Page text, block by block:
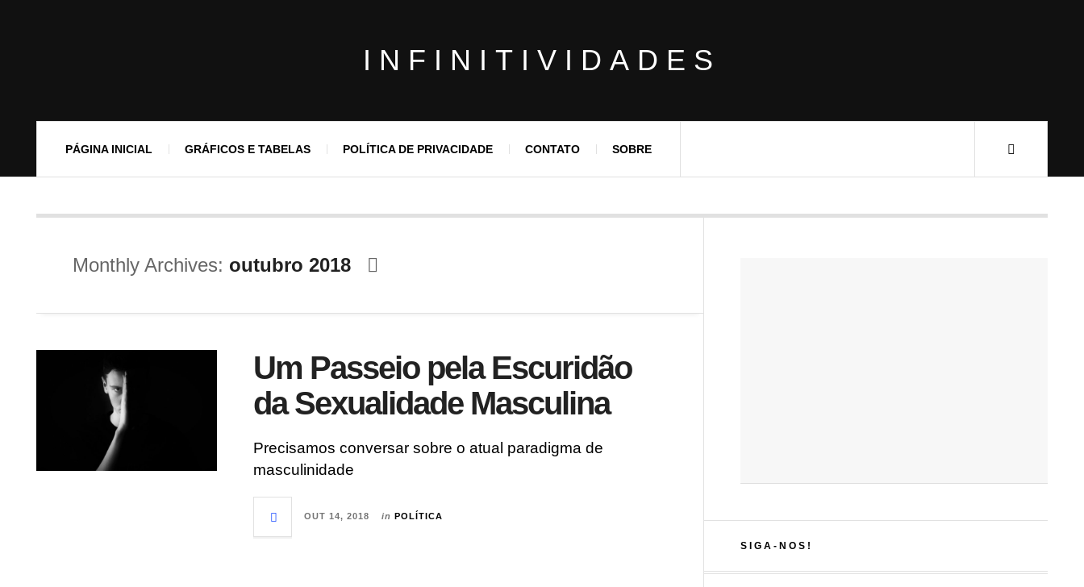
INFINITIVIDADES
PÁGINA INICIAL GRÁFICOS E TABELAS POLÍTICA DE PRIVACIDADE CONTATO SOBRE
Monthly Archives: outubro 2018
Um Passeio pela Escuridão
da Sexualidade Masculina
Precisamos conversar sobre o atual paradigma de
masculinidade
OUT 14, 2018 in POLÍTICA
SIGA-NOS!